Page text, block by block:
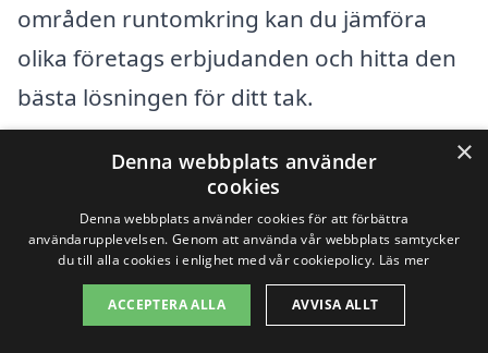
områden runtomkring kan du jämföra
olika företags erbjudanden och hitta den
bästa lösningen för ditt tak.
Några av de städer som ligger nära
takläggare inkluderar:
Linköping
×
Denna webbplats använder
cookies
Denna webbplats använder cookies för att förbättra
användarupplevelsen. Genom att använda vår webbplats samtycker
du till alla cookies i enlighet med vår cookiepolicy. Läs mer
ACCEPTERA ALLA AVVISA ALLT